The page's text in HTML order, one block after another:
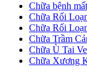
Chữa bệnh
Chữa Rối
Chữa Rối
Chữa Trầm
Chữa Ù Tai
Chữa Xương